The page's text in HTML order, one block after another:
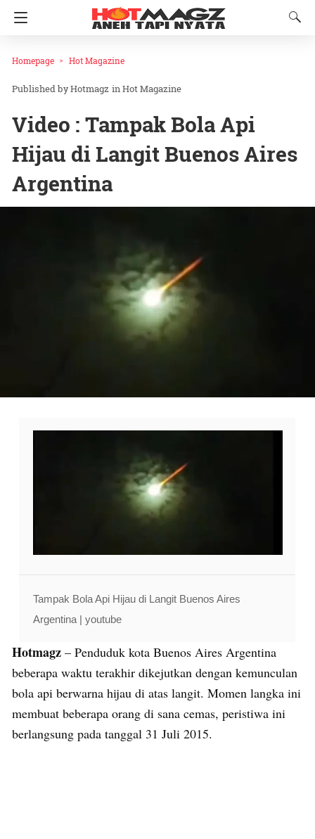
Homepage Hot Magazine
Hotmagz inHot Magazine
Video : Tampak Bola Api
Hijau di Langit Buenos Aires
Argentina
Tampak Bola Api Hijau di Langit Buenos Aires
Argentina | youtube
Hotmagz – Penduduk kota Buenos Aires Argentina
beberapa waktu terakhir dikejutkan dengan kemunculan
bola api berwarna hijau di atas langit. Momen langka ini
membuat beberapa orang di sana cemas, peristiwa ini
berlangsung pada tanggal 31 Juli 2015.